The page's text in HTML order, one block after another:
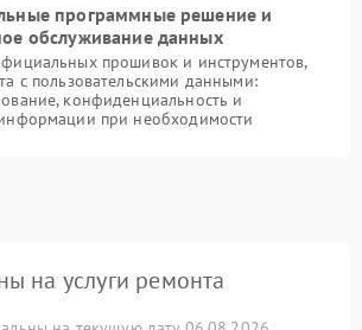
программные решение и
обслуживание данных
прошивок и инструментов,
с пользовательскими данными:
конфиденциальность и
при необходимости
на услуги ремонта